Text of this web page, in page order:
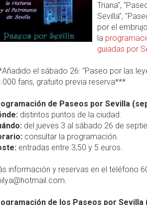
Triana",
Sevilla",
por el
la
guiadas por
el sábado 26: "Paseo por las
fans, gratuito previa reserva***
de Paseos por Sevilla
distintos puntos de la ciudad.
del jueves 3 al sábado 26 de
consultar la programación.
entradas entre 3,50 y 5 euros.
información y reservas en el teléfono
de los Paseos por Sevilla